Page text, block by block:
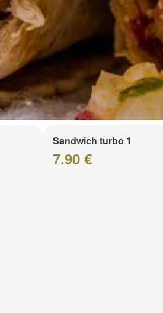
Sandwich turbo 1
7.90 €